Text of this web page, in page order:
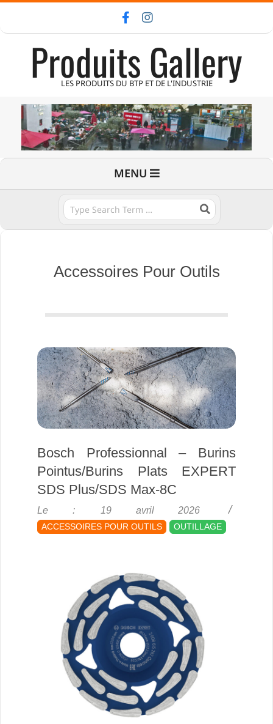
Produits Gallery
LES PRODUITS DU BTP ET DE L'INDUSTRIE
Primary
MENU
Accessoires Pour Outils
Bosch Professionnal – Burins
Pointus/Burins Plats EXPERT
SDS Plus/SDS Max-8C
2026-
04-
19
Le : 19 avril 2026
ACCESSOIRES POUR OUTILS OUTILLAGE